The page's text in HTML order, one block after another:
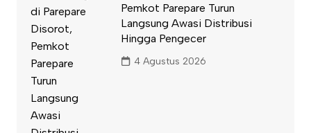
Pemkot Parepare Turun
Langsung Awasi Distribusi
Hingga Pengecer
4 Agustus 2026